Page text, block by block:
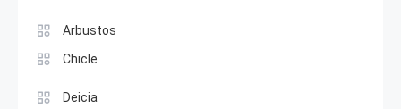
Arbustos
Chicle
Deicia